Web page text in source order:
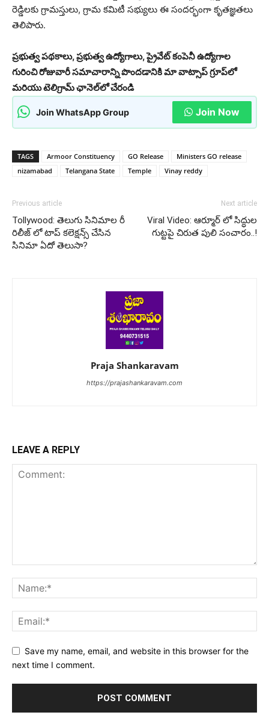
రెడ్డిలకు గ్రామస్తులు, గ్రామ కమిటీ సభ్యులు ఈ సందర్భంగా కృతజ్ఞతలు
తెలిపారు.
ప్రభుత్వ పథకాలు, ప్రభుత్వ ఉద్యోగాలు, ప్రైవేట్ కంపెనీ ఉద్యోగాల
గురించి రోజువారీ సమాచారాన్ని పొందడానికి మా వాట్సాప్ గ్రూప్‌లో
మరియు టెలిగ్రామ్ ఛానెల్‌లో చేరండి
Join WhatsApp Group Join Now
TAGS Armoor Constituency GO Release
Ministers GO release
nizamabad
Telangana State Temple Vinay reddy
Previous article
Tollywood: తెలుగు సినిమాల రీ
రిలీజ్ లో టాప్ కలెక్షన్స్ చేసిన
సినిమా ఏదో తెలుసా?
Next article
Viral Video: ఆర్మూర్ లో సిద్ధుల
గుట్టపై చిరుత పులి సంచారం..!
Praja Shankaravam
https://prajashankaravam.com
LEAVE A REPLY
Save my name, email, and website in this browser for the
next time I comment.